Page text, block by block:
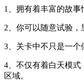
1、拥有着丰富的故事
2、你可以随意试验，
3、关卡中不只是一个
4、不仅有着白天模式
区域。